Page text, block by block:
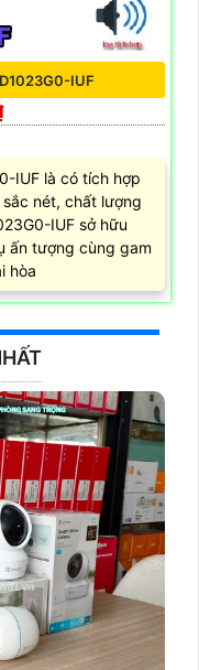
IUF
IUF là có tích hợp
nét, chất lượng
IUF sở hữu
ấn tượng cùng gam
hòa